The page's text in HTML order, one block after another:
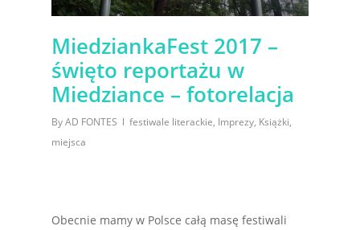
MiedziankaFest 2017 –
święto reportażu w
Miedziance – fotorelacja
ByAD FONTES festiwale literackie, Imprezy, Książki,
miejsca
Obecnie mamy w Polsce całą masę festiwali